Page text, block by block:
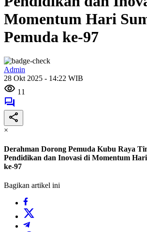
Momentum Hari
Pemuda ke-97
Admin
28 Okt 2025 - 14:22 WIB
11
×
Derahman Dorong Pemuda Kubu Raya
Pendidikan dan Inovasi di Momentum
ke-97
Bagikan artikel ini